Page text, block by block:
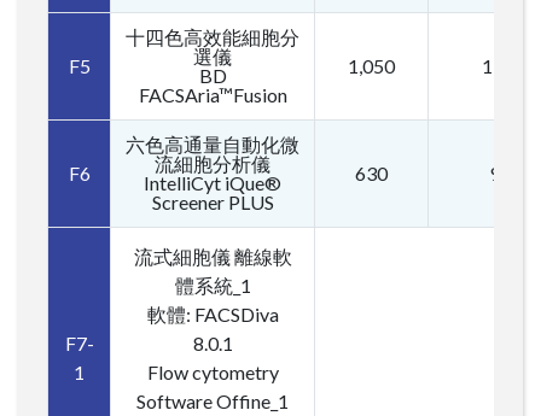
F5
十四色高效能細胞分
選儀
BD
FACSAria™Fusion
1,050 1,470
F6
六色高通量自動化微
流細胞分析儀
IntelliCyt iQue®
Screener PLUS
630 945
F7-
1
流式細胞儀 離線軟
體系統_1
軟體: FACSDiva
8.0.1
Flow cytometry
Software Offine_1